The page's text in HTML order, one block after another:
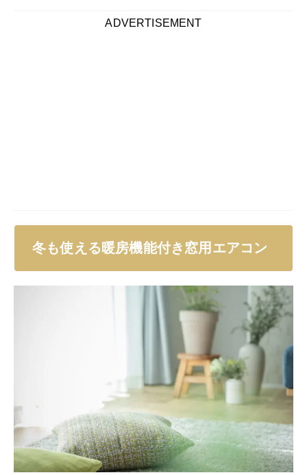
ADVERTISEMENT
冬も使える暖房機能付き窓用エアコン